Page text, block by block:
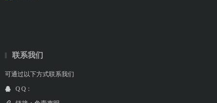
联系我们
可通过以下方式联系我们
Q Q：